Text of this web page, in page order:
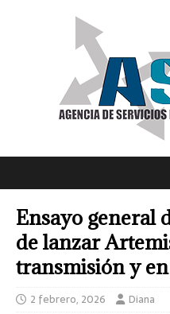
Ensayo general
de lanzar
transmisión y
2 febrero, 2026 Diana